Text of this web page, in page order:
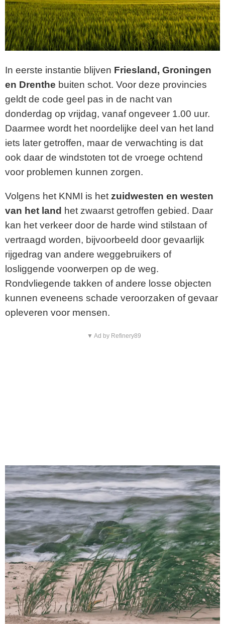
In eerste instantie blijven Friesland, Groningen
en Drenthe buiten schot. Voor deze provincies
geldt de code geel pas in de nacht van
donderdag op vrijdag, vanaf ongeveer 1.00 uur.
Daarmee wordt het noordelijke deel van het land
iets later getroffen, maar de verwachting is dat
ook daar de windstoten tot de vroege ochtend
voor problemen kunnen zorgen.
Volgens het KNMI is het zuidwesten en westen
van het land het zwaarst getroffen gebied. Daar
kan het verkeer door de harde wind stilstaan of
vertraagd worden, bijvoorbeeld door gevaarlijk
rijgedrag van andere weggebruikers of
losliggende voorwerpen op de weg.
Rondvliegende takken of andere losse objecten
kunnen eveneens schade veroorzaken of gevaar
opleveren voor mensen.
▼ Ad by Refinery89